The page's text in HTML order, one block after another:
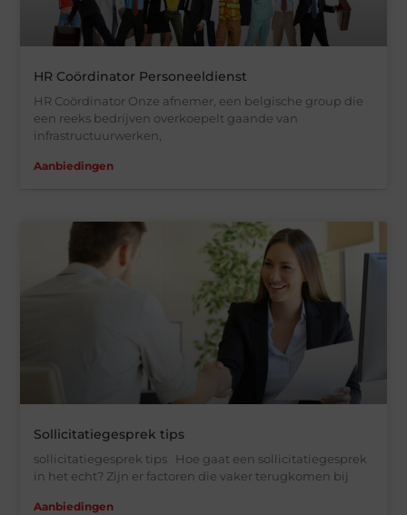
HR Coördinator Personeeldienst
HR Coördinator Onze afnemer, een belgische group die
een reeks bedrijven overkoepelt gaande van
infrastructuurwerken,
Aanbiedingen
Sollicitatiegesprek tips
sollicitatiegesprek tips Hoe gaat een sollicitatiegesprek
in het echt? Zijn er factoren die vaker terugkomen bij
Aanbiedingen